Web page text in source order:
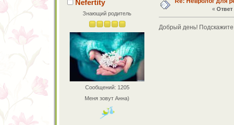
Nefertity
Знающий родитель
Сообщений: 1205
Меня зовут Анна)
« Ответ
Добрый день! Подскажите